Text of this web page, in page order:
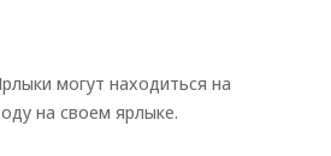
могут находиться на
на своем ярлыке.